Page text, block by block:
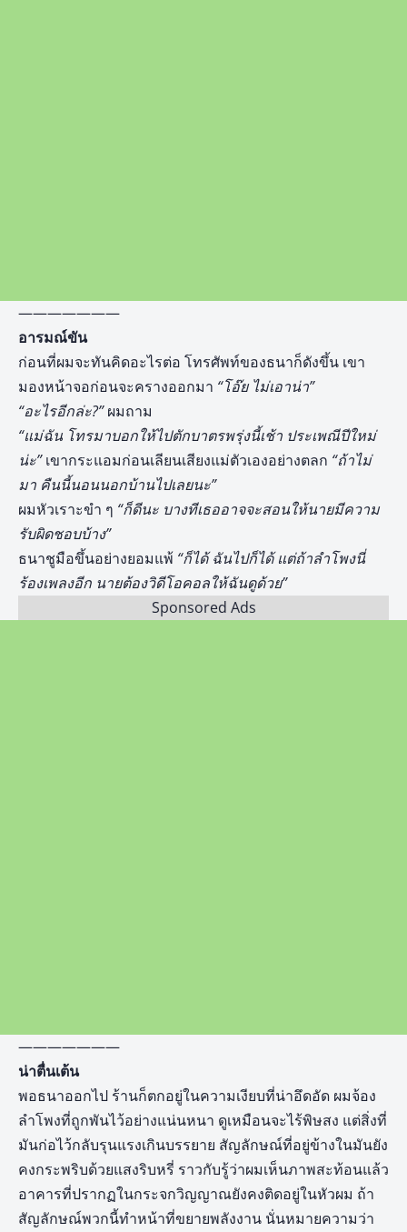
———————
อารมณ์ขัน
ก่อนที่ผมจะทันคิดอะไรต่อ โทรศัพท์ของธนาก็ดังขึ้น เขา
มองหน้าจอก่อนจะครางออกมา “โอ๊ย ไม่เอาน่า”
“อะไรอีกล่ะ?”ผมถาม
“แม่ฉัน โทรมาบอกให้ไปตักบาตรพรุ่งนี้เช้า ประเพณีปีใหม่
น่ะ”เขากระแอมก่อนเลียนเสียงแม่ตัวเองอย่างตลก “ถ้าไม่
มา คืนนี้นอนนอกบ้านไปเลยนะ”
ผมหัวเราะขำ ๆ “ก็ดีนะ บางทีเธออาจจะสอนให้นายมีความ
รับผิดชอบบ้าง”
ธนาชูมือขึ้นอย่างยอมแพ้ “ก็ได้ ฉันไปก็ได้ แต่ถ้าลำโพงนี่
ร้องเพลงอีก นายต้องวิดีโอคอลให้ฉันดูด้วย”
Sponsored Ads
———————
น่าตื่นเต้น
พอธนาออกไป ร้านก็ตกอยู่ในความเงียบที่น่าอึดอัด ผมจ้อง
ลำโพงที่ถูกพันไว้อย่างแน่นหนา ดูเหมือนจะไร้พิษสง แต่สิ่งที่
มันก่อไว้กลับรุนแรงเกินบรรยาย สัญลักษณ์ที่อยู่ข้างในมันยัง
คงกระพริบด้วยแสงริบหรี่ ราวกับรู้ว่าผมเห็นภาพสะท้อนแล้ว
อาคารที่ปรากฏในกระจกวิญญาณยังคงติดอยู่ในหัวผม ถ้า
สัญลักษณ์พวกนี้ทำหน้าที่ขยายพลังงาน นั่นหมายความว่า